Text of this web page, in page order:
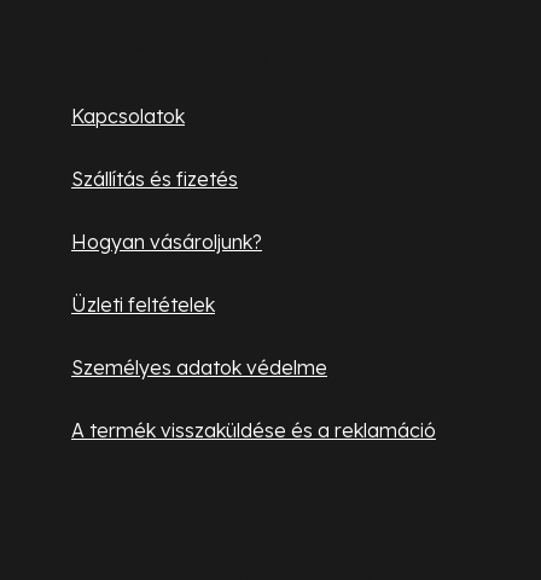
Kapcsolatok
Szállítás és fizetés
Hogyan vásároljunk?
Üzleti feltételek
Személyes adatok védelme
A termék visszaküldése és a reklamáció